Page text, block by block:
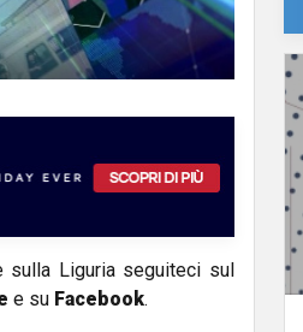
sulla Liguria seguiteci sul
e su Facebook.